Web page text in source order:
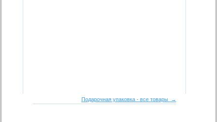
Подарочная упаковка - все товары →